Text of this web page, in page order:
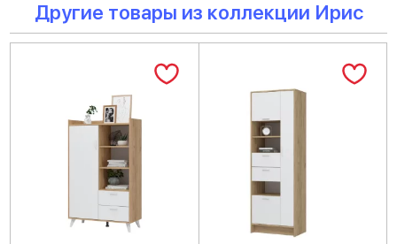
Другие товары из коллекции Ирис